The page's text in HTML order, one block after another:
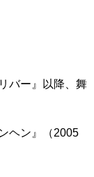
バー』以降、舞
ヘン』（2005